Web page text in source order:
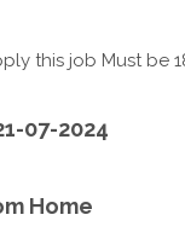
this job Must be
07-2024
Home